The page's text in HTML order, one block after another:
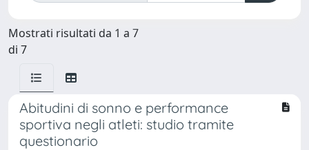
Mostrati risultati da 1 a 7
di 7
Abitudini di sonno e performance
sportiva negli atleti: studio tramite
questionario